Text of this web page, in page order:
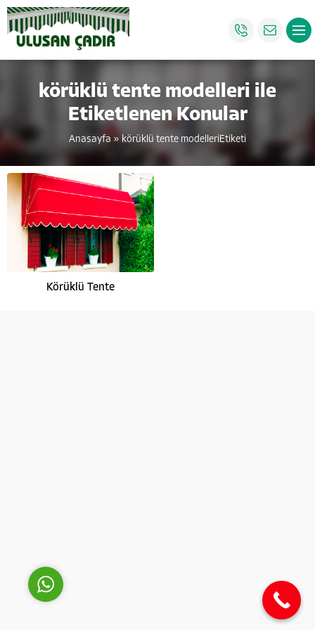
körüklü tente modelleri ile
Etiketlenen Konular
Anasayfa »körüklü tente modelleriEtiketi
Körüklü Tente